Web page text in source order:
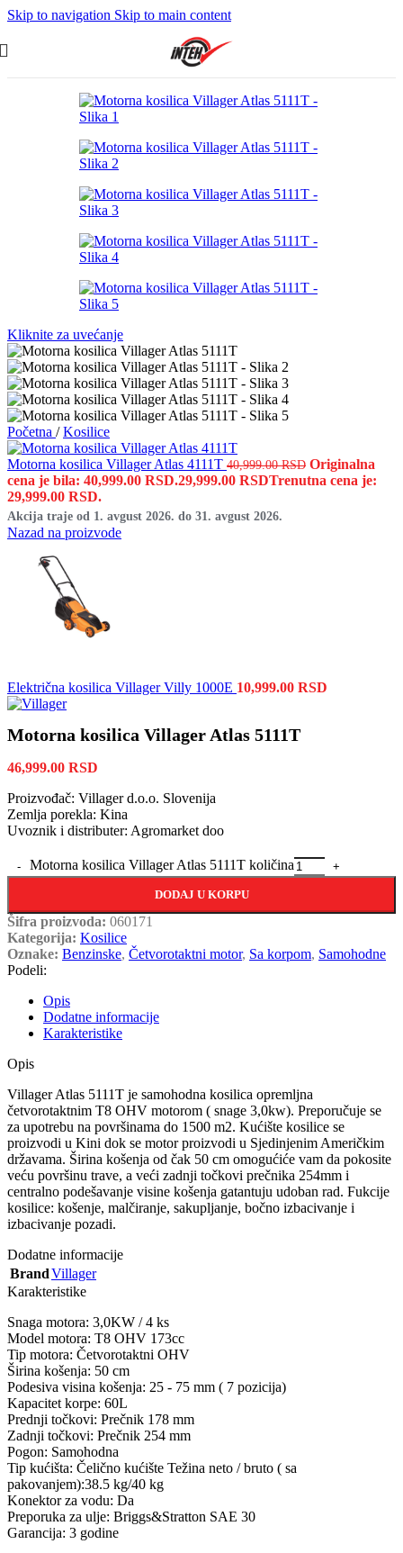
Skip to navigation Skip to main content
Kliknite za uvećanje
Početna / Kosilice
Motorna kosilica Villager Atlas 4111T 40,999.00RSD Originalna
cena je bila: 40,999.00 RSD.29,999.00 RSDTrenutna cena je:
29,999.00 RSD.
Akcija traje od 1. avgust 2026. do 31. avgust 2026.
Nazad na proizvode
Električna kosilica Villager Villy 1000E 10,999.00 RSD
Motorna kosilica Villager Atlas 5111T
46,999.00 RSD
Proizvođač: Villager d.o.o. Slovenija
Zemlja porekla: Kina
Uvoznik i distributer: Agromarket doo
Motorna kosilica Villager Atlas 5111T količina
DODAJ U KORPU
Šifra proizvoda: 060171
Kategorija: Kosilice
Oznake: Benzinske, Četvorotaktni motor, Sa korpom, Samohodne
Podeli:
Opis
Dodatne informacije
Karakteristike
Opis
Villager Atlas 5111T je samohodna kosilica opremljna
četvorotaktnim T8 OHV motorom ( snage 3,0kw). Preporučuje se
za upotrebu na površinama do 1500 m2. Kućište kosilice se
proizvodi u Kini dok se motor proizvodi u Sjedinjenim Američkim
državama. Širina košenja od čak 50 cm omogućiće vam da pokosite
veću površinu trave, a veći zadnji točkovi prečnika 254mm i
centralno podešavanje visine košenja gatantuju udoban rad. Fukcije
kosilice: košenje, malčiranje, sakupljanje, bočno izbacivanje i
izbacivanje pozadi.
Dodatne informacije
BrandVillager
Karakteristike
Snaga motora: 3,0KW / 4 ks
Model motora: T8 OHV 173cc
Tip motora: Četvorotaktni OHV
Širina košenja: 50 cm
Podesiva visina košenja: 25 - 75 mm ( 7 pozicija)
Kapacitet korpe: 60L
Prednji točkovi: Prečnik 178 mm
Zadnji točkovi: Prečnik 254 mm
Pogon: Samohodna
Tip kućišta: Čelično kućište Težina neto / bruto ( sa
pakovanjem):38.5 kg/40 kg
Konektor za vodu: Da
Preporuka za ulje: Briggs&Stratton SAE 30
Garancija: 3 godine